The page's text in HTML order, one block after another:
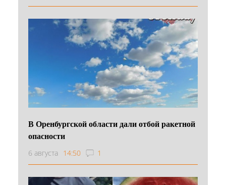
В Оренбургской области дали отбой ракетной
опасности
6 августа 14:50 1